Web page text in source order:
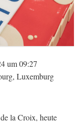
um 09:27
Luxemburg
la Croix, heute